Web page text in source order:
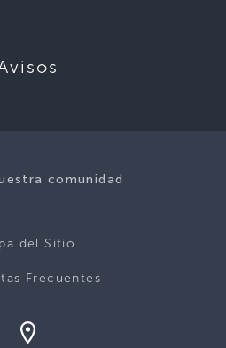
comunidad
del Sitio
Frecuentes